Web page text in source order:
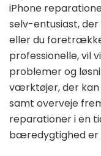
iPhone
selv-entusiast,
eller du
professionelle, vil
problemer og
værktøjer, der kan
samt overveje
reparationer i en
bæredygtighed er